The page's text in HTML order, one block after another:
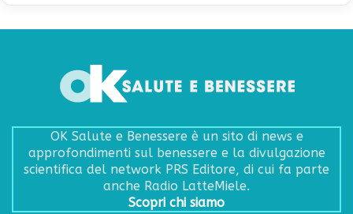
OK Salute e Benessere è un sito di news e
approfondimenti sul benessere e la divulgazione
scientifica del network PRS Editore, di cui fa parte
anche Radio LatteMiele.
Scopri chi siamo